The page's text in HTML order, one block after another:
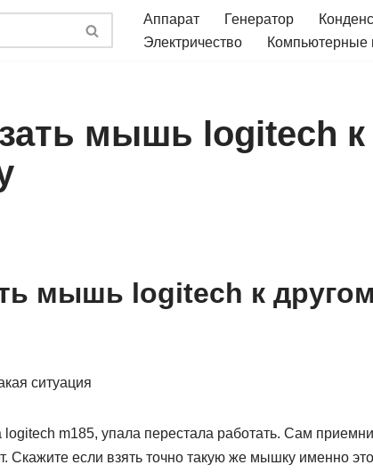
Аппарат Генератор
Электричество
Компьютерные
мышь logitech к
мышь logitech к
ситуация
m185, упала перестала работать. Сам
Скажите если взять точно такую же мышку именно